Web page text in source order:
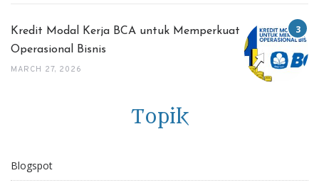
Kredit Modal Kerja BCA untuk Memperkuat
Operasional Bisnis
MARCH 27, 2026
Topik
Blogspot